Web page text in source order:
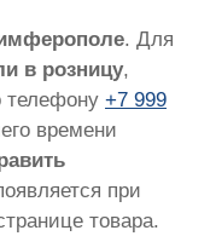
. Для
в розницу,
телефону +7 999
времени
при
товара.